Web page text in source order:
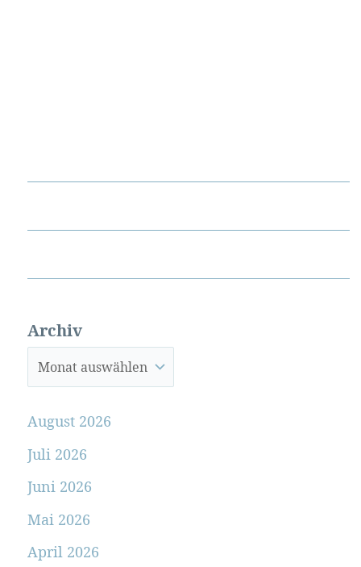
Archiv
August 2026
Juli 2026
Juni 2026
Mai 2026
April 2026